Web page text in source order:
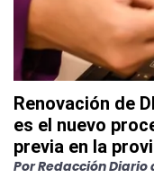
Renovación de
es el nuevo
previa en la
PorRedacción Diario